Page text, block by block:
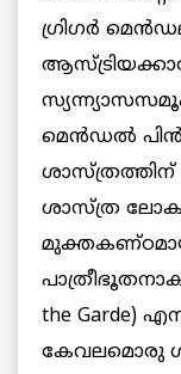
ഗ്രിഗര്‍
മെന്‍ഡല്‍
ശാസ്ത്ര
the Garde)
കേവലമൊരു